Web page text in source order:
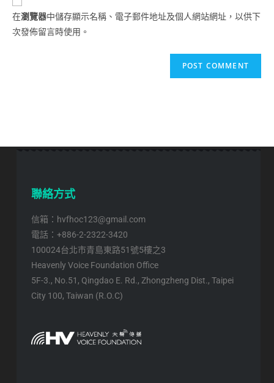
在瀏覽器中儲存顯示名稱、電子郵件地址及個人網站網址，以供下
次發佈留言時使用。
聯絡方式
信箱：hvfhoc123@gmail.com
電話：+886-2-2322-3420
100024台北市青島東路51號5樓之3
Heavenly Voice Foundation Office
5F-3., No.51, Qingdao E. Rd., Zhongzheng Dist., Taipei
City 100, Taiwan (R.O.C)